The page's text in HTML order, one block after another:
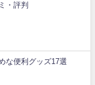
・評判
な便利グッズ17選